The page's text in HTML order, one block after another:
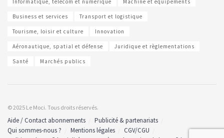
Business et services Transport et logistique
Tourisme, loisir et culture Innovation
Aéronautique, spatial et défense Juridique et règlementations
Santé Marchés publics
© 2025 Le Moci. Tous droits réservés.
Aide / Contact abonnements
Publicité & partenariats
Qui sommes-nous ?
Mentions légales
CGV/CGU